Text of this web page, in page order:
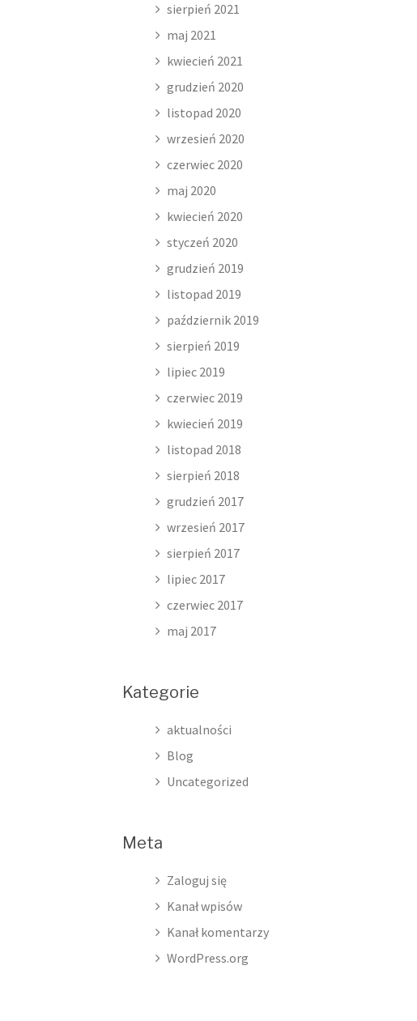
sierpień 2021
maj 2021
kwiecień 2021
grudzień 2020
listopad 2020
wrzesień 2020
czerwiec 2020
maj 2020
kwiecień 2020
styczeń 2020
grudzień 2019
listopad 2019
październik 2019
sierpień 2019
lipiec 2019
czerwiec 2019
kwiecień 2019
listopad 2018
sierpień 2018
grudzień 2017
wrzesień 2017
sierpień 2017
lipiec 2017
czerwiec 2017
maj 2017
Kategorie
aktualności
Blog
Uncategorized
Meta
Zaloguj się
Kanał wpisów
Kanał komentarzy
WordPress.org